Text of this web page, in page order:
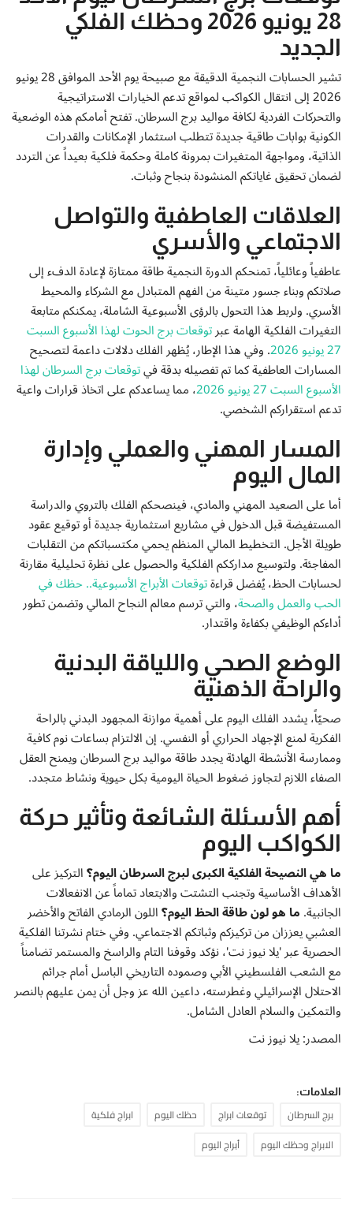
سياسة الخصوصية
البنود والشروط
رئيس التحرير
إتصل بنا
28 يونيو 2026 وحظك الفلكي
الجديد
تشير الحسابات النجمية الدقيقة مع صبيحة يوم الأحد الموافق 28 يونيو
2026 إلى انتقال الكواكب لمواقع تدعم الخيارات الاستراتيجية
والتحركات الفردية لكافة مواليد برج السرطان. تفتح أمامكم هذه الوضعية
الكونية بوابات طاقية جديدة تتطلب استثمار الإمكانات والقدرات
الذاتية، ومواجهة المتغيرات بمرونة كاملة وحكمة فلكية بعيداً عن التردد
لضمان تحقيق غاياتكم المنشودة بنجاح وثبات.
العلاقات العاطفية والتواصل
الاجتماعي والأسري
عاطفياً وعائلياً، تمنحكم الدورة النجمية طاقة ممتازة لإعادة الدفء إلى
صلاتكم وبناء جسور متينة من الفهم المتبادل مع الشركاء والمحيط
الأسري. ولربط هذا التحول بالرؤى الأسبوعية الشاملة، يمكنكم متابعة
التغيرات الفلكية الهامة عبرتوقعات برج الحوت لهذا الأسبوع السبت
27 يونيو 2026 . وفي هذا الإطار، يُظهر الفلك دلالات داعمة لتصحيح
المسارات العاطفية كما تم تفصيله بدقة فيتوقعات برج السرطان لهذا
الأسبوع السبت 27 يونيو 2026 ، مما يساعدكم على اتخاذ قرارات واعية
تدعم استقراركم الشخصي.
المسار المهني والعملي وإدارة
المال اليوم
أما على الصعيد المهني والمادي، فينصحكم الفلك بالتروي والدراسة
المستفيضة قبل الدخول في مشاريع استثمارية جديدة أو توقيع عقود
طويلة الأجل. التخطيط المالي المنظم يحمي مكتسباتكم من التقلبات
المفاجئة. ولتوسيع مدارككم الفلكية والحصول على نظرة تحليلية مقارنة
لحسابات الحظ، يُفضل قراءةتوقعات الأبراج الأسبوعية.. حظك في
الحب والعمل والصحة، والتي ترسم معالم النجاح المالي وتضمن تطور
أداءكم الوظيفي بكفاءة واقتدار.
الوضع الصحي واللياقة البدنية
والراحة الذهنية
صحيّاً، يشدد الفلك اليوم على أهمية موازنة المجهود البدني بالراحة
الفكرية لمنع الإجهاد الحراري أو النفسي. إن الالتزام بساعات نوم كافية
وممارسة الأنشطة الهادئة يجدد طاقة مواليد برج السرطان ويمنح العقل
الصفاء اللازم لتجاوز ضغوط الحياة اليومية بكل حيوية ونشاط متجدد.
أهم الأسئلة الشائعة وتأثير حركة
الكواكب اليوم
ما هي النصيحة الفلكية الكبرى لبرج السرطان اليوم؟التركيز على
الأهداف الأساسية وتجنب التشتت والابتعاد تماماً عن الانفعالات
الجانبية.ما هو لون طاقة الحظ اليوم؟اللون الرمادي الفاتح والأخضر
العشبي يعززان من تركيزكم وثباتكم الاجتماعي. وفي ختام نشرتنا الفلكية
الحصرية عبر 'يلا نيوز نت'، نؤكد وقوفنا التام والراسخ والمستمر تضامناً
مع الشعب الفلسطيني الأبي وصموده التاريخي الباسل أمام جرائم
الاحتلال الإسرائيلي وغطرسته، داعين الله عز وجل أن يمن عليهم بالنصر
والتمكين والسلام العادل الشامل.
المصدر: يلا نيوز نت
العلامات:
برج السرطان توقعات ابراج حظك اليوم
ابراج فلكية
الابراج وحظك اليوم
أبراج اليوم